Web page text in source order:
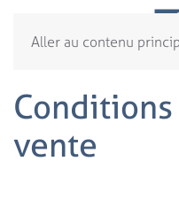
Aller au contenu
vente